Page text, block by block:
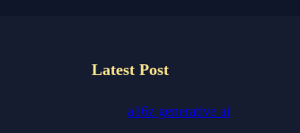
Latest Post
a16z generative ai